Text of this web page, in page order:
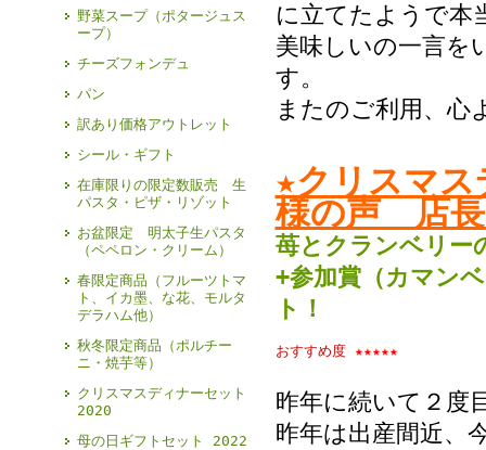
野菜スープ（ポタージュス
ープ）
チーズフォンデュ
パン
訳あり価格アウトレット
シール・ギフト
在庫限りの限定数販売 生
パスタ・ピザ・リゾット
お盆限定 明太子生パスタ
（ペペロン・クリーム）
春限定商品（フルーツトマ
ト、イカ墨、な花、モルタ
デラハム他）
秋冬限定商品（ポルチー
ニ・焼芋等）
クリスマスディナーセット
2020
母の日ギフトセット 2022
に立てたようで本
美味しいの一言を
す。
またのご利用、心
★クリスマ
様の声 店
苺とクランベリー
+参加賞（カマン
ト！
おすすめ度 ★★★★★
昨年に続いて２度
昨年は出産間近、